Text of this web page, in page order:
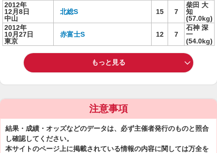
2012年
12月8日
中山
北総S 15 7
柴田 大
知
(57.0kg)
2012年
10月27日
東京
赤富士S 12 7
石神 深
一
(54.0kg)
もっと見る
注意事項
結果・成績・オッズなどのデータは、必ず主催者発行のものと照合
し確認してください。
本サイトのページ上に掲載されている情報の内容に関しては万全を